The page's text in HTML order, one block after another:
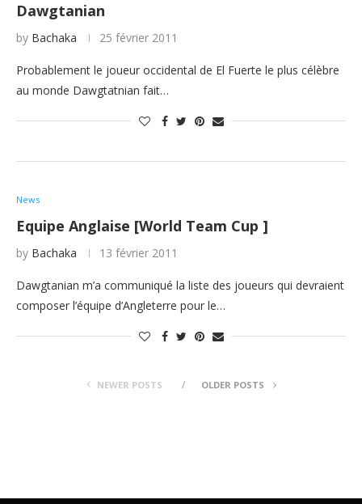
Dawgtanian
by Bachaka 25 février 2011
Probablement le joueur occidental de El Fuerte le plus célèbre
au monde Dawgtatnian fait…
News
Equipe Anglaise [World Team Cup ]
by Bachaka 13 février 2011
Dawgtanian m’a communiqué la liste des joueurs qui devraient
composer l’équipe d’Angleterre pour le…
NEWER POSTS OLDER POSTS